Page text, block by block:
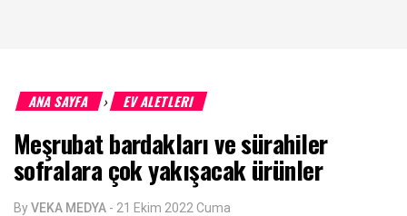
ANA SAYFA › EV ALETLERI
Meşrubat bardakları ve sürahiler
sofralara çok yakışacak ürünler
ByVEKA MEDYA - 21 Ekim 2022 Cuma